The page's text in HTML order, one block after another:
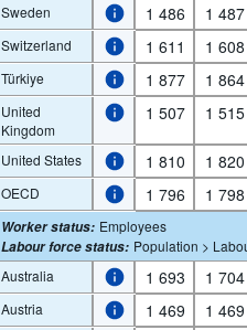
Sweden 1 486 1 487
Switzerland 1 611 1 608
Türkiye 1 877 1 864
United
Kingdom
1 507 1 515
United States 1 810 1 820
OECD 1 796 1 798
Worker status: Employees
Labour force status: Population >
Australia
1 693 1 704
Austria 1 469 1 469